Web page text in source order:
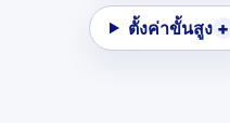
ตั้งค่าขั้นสูง